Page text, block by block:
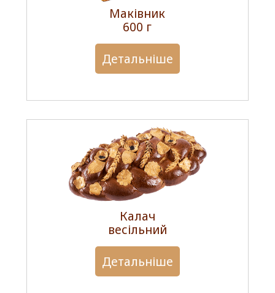
Маківник
600 г
Детальніше
Калач
весільний
Детальніше